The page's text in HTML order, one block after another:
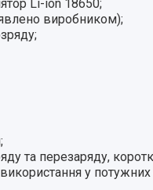
Li-ion 18650;
виробником);
та перезаряду,
у